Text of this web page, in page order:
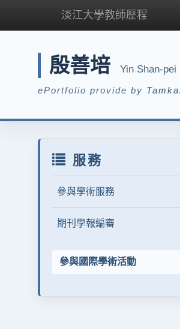
淡江大學教師歷程
殷善培 Yin Shan-pei
ePortfolio provide by
服務
參與學術服務
期刊學報編審
參與國際學術活動